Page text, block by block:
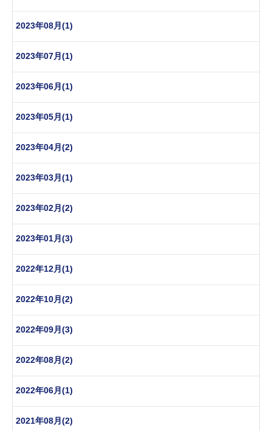
2023年08月(1)
2023年07月(1)
2023年06月(1)
2023年05月(1)
2023年04月(2)
2023年03月(1)
2023年02月(2)
2023年01月(3)
2022年12月(1)
2022年10月(2)
2022年09月(3)
2022年08月(2)
2022年06月(1)
2021年08月(2)